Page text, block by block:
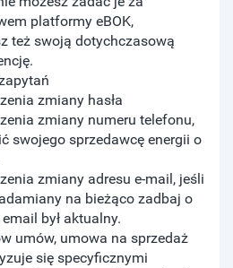
platformy eBOK,
też swoją dotychczasową
zmiany hasła
zmiany numeru telefonu,
swojego sprzedawcę energii o
zmiany adresu e-mail, jeśli
na bieżąco zadbaj o
był aktualny.
umów, umowa na sprzedaż
się specyficznymi